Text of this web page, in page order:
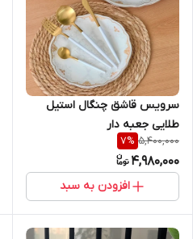
سرویس قاشق چنگال استیل
طلایی جعبه دار
5,400,000
7%
4,980,000
افزودن به سبد